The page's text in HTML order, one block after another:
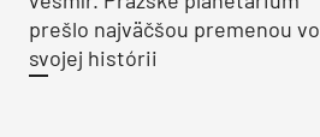
prešlo najväčšou premenou vo
svojej histórii